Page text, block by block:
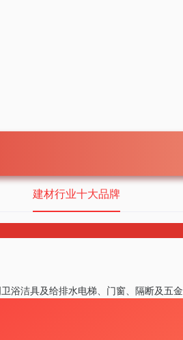
建材行业十大品牌
卫浴洁具及给排水电梯、门窗、隔断及五金